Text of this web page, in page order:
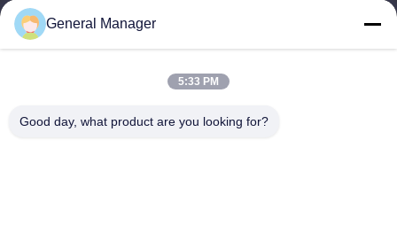
Επικοινωνήστε μαζί μας
Διεύθυνση: Οδός Xingfu Δήμος Licheng Πόλη Jinan, επαρχία
General Manager
5:33 PM
Good day, what product are you looking for?